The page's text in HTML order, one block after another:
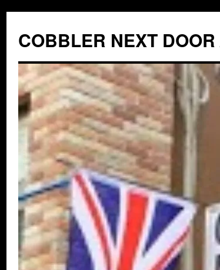
テ
ン
ス
キ
ッ
プ
COBBLER NEXT